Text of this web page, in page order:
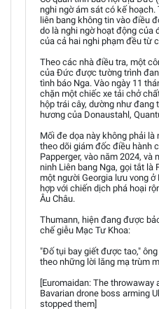
nghi ngờ ám sát có kế hoạch.
liên bang không tin vào điều
do là nghi ngờ hoạt động của
của cả hai nghi phạm đều từ
Theo các nhà điều tra, một
của Đức được tường trình
tình báo Nga. Vào ngày 11
chặn một chiếc xe tải chở
hộp trái cây, dường như đang
hương của Donaustahl,
Mối đe dọa này không phải
theo dõi giám đốc điều hành
Papperger, vào năm 2024, và
ninh Liên bang Nga, gọi tắt là
một người Georgia lưu vong ở
hợp với chiến dịch phá hoại
Âu Châu.
Thumann, hiện đang được
chế giễu Mạc Tư Khoa:
"Đố tụi bay giết được tao,"
theo những lời lăng mạ trùm
[Euromaidan: The
Bavarian drone boss arming
stopped them]